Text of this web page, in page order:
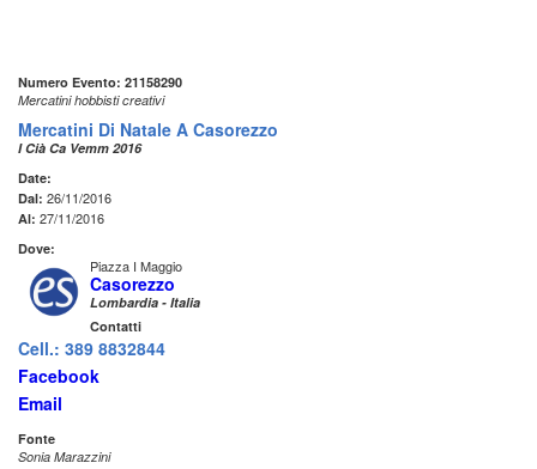
Numero Evento: 21158290
Mercatini hobbisti creativi
Mercatini Di Natale A Casorezzo
I Cià Ca Vemm 2016
Date:
Dal: 26/11/2016
Al: 27/11/2016
Dove:
Piazza I Maggio
Casorezzo
Lombardia - Italia
Contatti
Cell.: 389 8832844
Facebook
Email
Fonte
Sonia Marazzini